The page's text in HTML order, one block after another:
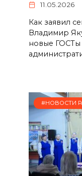
11.05.2026
Как заявил
Владимир
новые
#НОВОСТИ